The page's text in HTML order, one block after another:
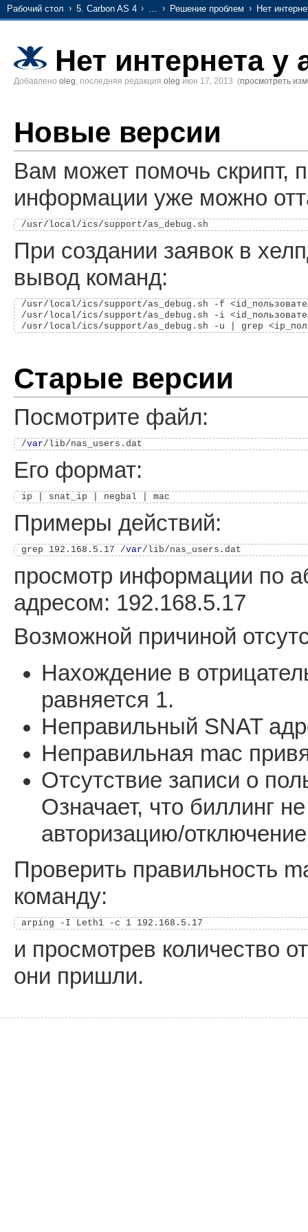
Рабочий стол 5. Carbon AS 4 … Решение проблем Нет
Нет интернета у
Добавлено oleg, последняя редакция oleg июн 17, 2013 (просмотреть
Новые версии
Вам может помочь скрипт,
информации уже можно
При создании заявок в
вывод команд:
/usr/local/ics/support/as_debug.sh -f
/usr/local/ics/support/as_debug.sh -i
Старые версии
Посмотрите файл:
/var
Его формат:
Примеры действий:
grep 192.168.5.17 /var
просмотр информации по
адресом: 192.168.5.17
Возможной причиной
Нахождение в
равняется 1.
Неправильный SNAT
Неправильная mac
Отсутствие записи о
Означает, что биллинг
авторизацию/
Проверить правильность
команду:
и просмотрев количество
они пришли.